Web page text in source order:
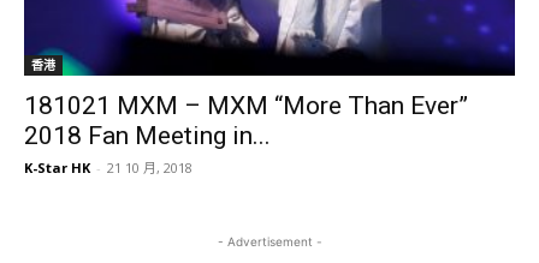
香港
181021 MXM – MXM “More Than Ever”
2018 Fan Meeting in...
K-Star HK - 21 10 月, 2018
- Advertisement -